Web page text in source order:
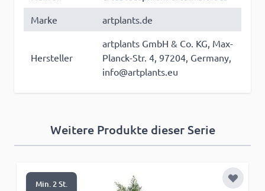
Marke
artplants.de
Hersteller
artplants GmbH & Co. KG, Max-
Planck-Str. 4, 97204, Germany,
info@artplants.eu
Weitere Produkte dieser Serie
Min. 2 St. Zur